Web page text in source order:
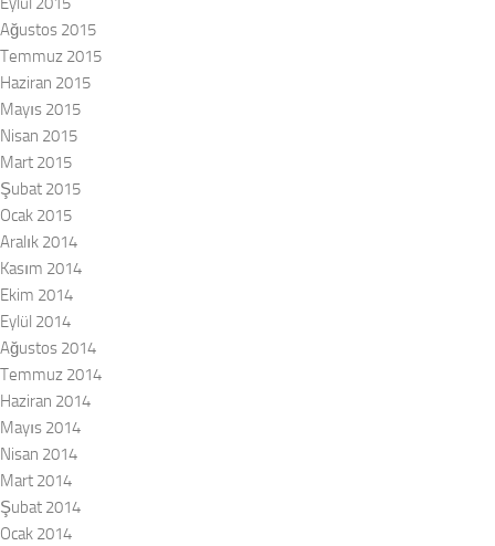
Ağustos 2015
Temmuz 2015
Haziran 2015
Mayıs 2015
Nisan 2015
Mart 2015
Şubat 2015
Ocak 2015
Aralık 2014
Kasım 2014
Ekim 2014
Eylül 2014
Ağustos 2014
Temmuz 2014
Haziran 2014
Mayıs 2014
Nisan 2014
Mart 2014
Şubat 2014
Ocak 2014